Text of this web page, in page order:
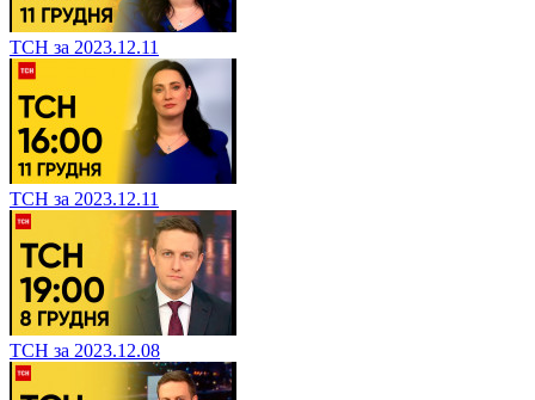
ТСН за 2023.12.11
ТСН за 2023.12.11
ТСН за 2023.12.08